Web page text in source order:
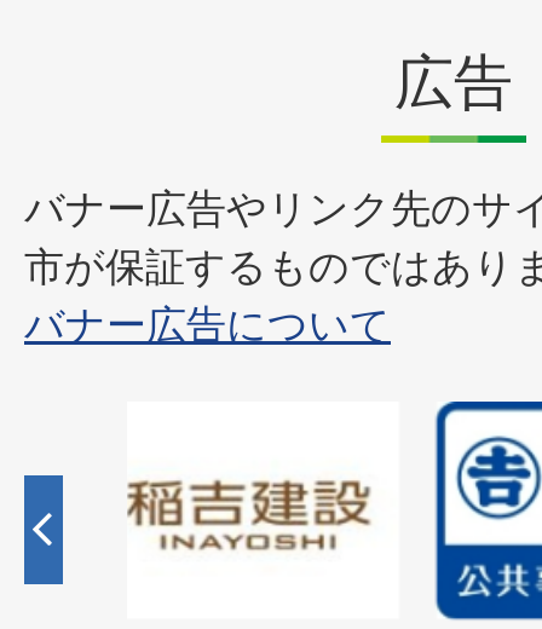
広告
バナー広告やリンク先のサ
市が保証するものではあり
バナー広告について
枚
目